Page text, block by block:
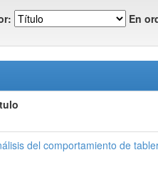
En
del comportamiento de